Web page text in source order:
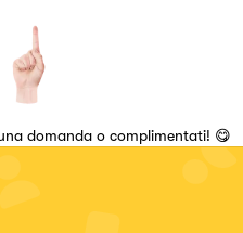
domanda o complimentati! 😋